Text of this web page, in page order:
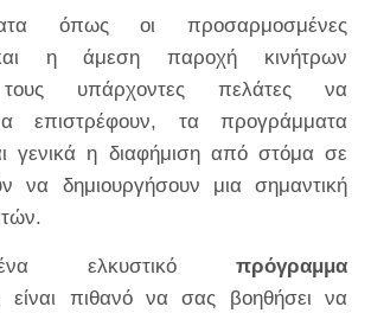
όπως οι προσαρμοσμένες
η άμεση παροχή κινήτρων
τους υπάρχοντες πελάτες να
επιστρέφουν, τα προγράμματα
γενικά η διαφήμιση από στόμα σε
να δημιουργήσουν μια σημαντική
ελκυστικό πρόγραμμα
είναι πιθανό να σας βοηθήσει να